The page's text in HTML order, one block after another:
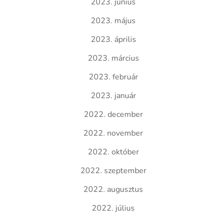
2023. május
2023. április
2023. március
2023. február
2023. január
2022. december
2022. november
2022. október
2022. szeptember
2022. augusztus
2022. július